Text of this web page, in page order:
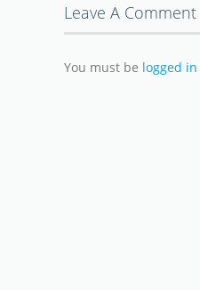
Leave A Comment
You must be logged in